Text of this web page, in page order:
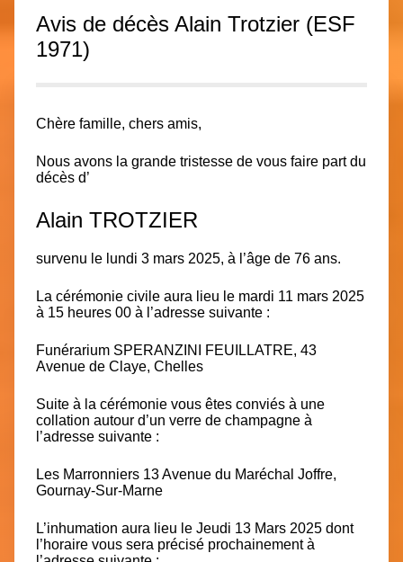
Avis de décès Alain Trotzier (ESF
1971)
Chère famille, chers amis,
Nous avons la grande tristesse de vous faire part du
décès d’
Alain TROTZIER
survenu le lundi 3 mars 2025, à l’âge de 76 ans.
La cérémonie civile aura lieu le mardi 11 mars 2025
à 15 heures 00 à l’adresse suivante :
Funérarium SPERANZINI FEUILLATRE, 43
Avenue de Claye, Chelles
Suite à la cérémonie vous êtes conviés à une
collation autour d’un verre de champagne à
l’adresse suivante :
Les Marronniers 13 Avenue du Maréchal Joffre,
Gournay-Sur-Marne
L’inhumation aura lieu le Jeudi 13 Mars 2025 dont
l’horaire vous sera précisé prochainement à